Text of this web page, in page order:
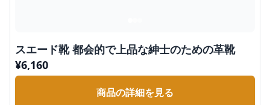
スエード靴 都会的で上品な紳士のための革靴
¥6,160
商品の詳細を見る